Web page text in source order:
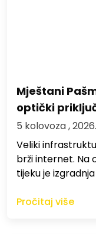
Mještani
optički
5 kolovoza , 2026.
Veliki
brži internet. Na
tijeku je
Pročitaj više